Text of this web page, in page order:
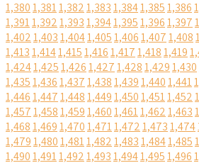
1,3801,3811,3821,3831,3841,3851,386
1,3911,3921,3931,3941,3951,3961,397
1,4021,4031,4041,4051,4061,4071,408
1,4131,4141,4151,4161,4171,4181,419
1,4241,4251,4261,4271,4281,4291,430
1,4351,4361,4371,4381,4391,4401,441
1,4461,4471,4481,4491,4501,4511,452
1,4571,4581,4591,4601,4611,4621,463
1,4681,4691,4701,4711,4721,4731,474
1,4791,4801,4811,4821,4831,4841,485
1,4901,4911,4921,4931,4941,4951,496